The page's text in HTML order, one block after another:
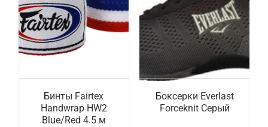
Бинты Fairtex
Handwrap HW2
Blue/Red 4.5 м
Боксерки Everlast
Forceknit Серый